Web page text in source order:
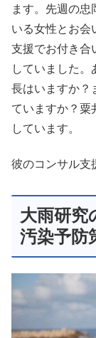
ます。先週の忠
いる女性とお会
支援でお付き合
していました
長はいますか？
ていますか？粟
しています。
彼のコンサル支
大雨研究
汚染予防